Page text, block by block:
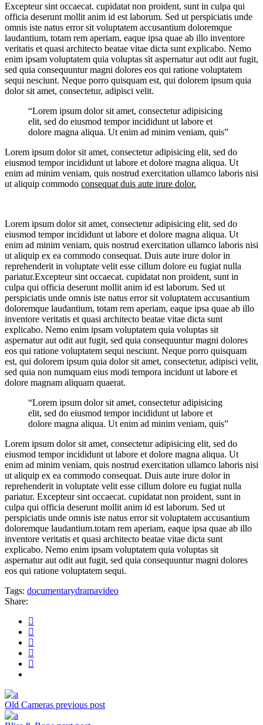
Excepteur sint occaecat. cupidatat non proident, sunt in culpa qui
officia deserunt mollit anim id est laborum. Sed ut perspiciatis unde
omnis iste natus error sit voluptatem accusantium doloremque
laudantium, totam rem aperiam, eaque ipsa quae ab illo inventore
veritatis et quasi architecto beatae vitae dicta sunt explicabo. Nemo
enim ipsam voluptatem quia voluptas sit aspernatur aut odit aut fugit,
sed quia consequuntur magni dolores eos qui ratione voluptatem
sequi nesciunt. Neque porro quisquam est, qui dolorem ipsum quia
dolor sit amet, consectetur, adipisci velit.
“Lorem ipsum dolor sit amet, consectetur adipisicing
elit, sed do eiusmod tempor incididunt ut labore et
dolore magna aliqua. Ut enim ad minim veniam, quis”
Lorem ipsum dolor sit amet, consectetur adipisicing elit, sed do
eiusmod tempor incididunt ut labore et dolore magna aliqua. Ut
enim ad minim veniam, quis nostrud exercitation ullamco laboris nisi
ut aliquip commodo consequat duis aute irure dolor.
Lorem ipsum dolor sit amet, consectetur adipisicing elit, sed do
eiusmod tempor incididunt ut labore et dolore magna aliqua. Ut
enim ad minim veniam, quis nostrud exercitation ullamco laboris nisi
ut aliquip ex ea commodo consequat. Duis aute irure dolor in
reprehenderit in voluptate velit esse cillum dolore eu fugiat nulla
pariatur.Excepteur sint occaecat. cupidatat non proident, sunt in
culpa qui officia deserunt mollit anim id est laborum. Sed ut
perspiciatis unde omnis iste natus error sit voluptatem accusantium
doloremque laudantium, totam rem aperiam, eaque ipsa quae ab illo
inventore veritatis et quasi architecto beatae vitae dicta sunt
explicabo. Nemo enim ipsam voluptatem quia voluptas sit
aspernatur aut odit aut fugit, sed quia consequuntur magni dolores
eos qui ratione voluptatem sequi nesciunt. Neque porro quisquam
est, qui dolorem ipsum quia dolor sit amet, consectetur, adipisci velit,
sed quia non numquam eius modi tempora incidunt ut labore et
dolore magnam aliquam quaerat.
“Lorem ipsum dolor sit amet, consectetur adipisicing
elit, sed do eiusmod tempor incididunt ut labore et
dolore magna aliqua. Ut enim ad minim veniam, quis”
Lorem ipsum dolor sit amet, consectetur adipisicing elit, sed do
eiusmod tempor incididunt ut labore et dolore magna aliqua. Ut
enim ad minim veniam, quis nostrud exercitation ullamco laboris nisi
ut aliquip ex ea commodo consequat. Duis aute irure dolor in
reprehenderit in voluptate velit esse cillum dolore eu fugiat nulla
pariatur. Excepteur sint occaecat. cupidatat non proident, sunt in
culpa qui officia deserunt mollit anim id est laborum. Sed ut
perspiciatis unde omnis iste natus error sit voluptatem accusantium
doloremque laudantium.totam rem aperiam, eaque ipsa quae ab illo
inventore veritatis et quasi architecto beatae vitae dicta sunt
explicabo. Nemo enim ipsam voluptatem quia voluptas sit
aspernatur aut odit aut fugit, sed quia consequuntur magni dolores
eos qui ratione voluptatem sequi.
Tags: documentarydramavideo
Share:
Old Cameras previous post